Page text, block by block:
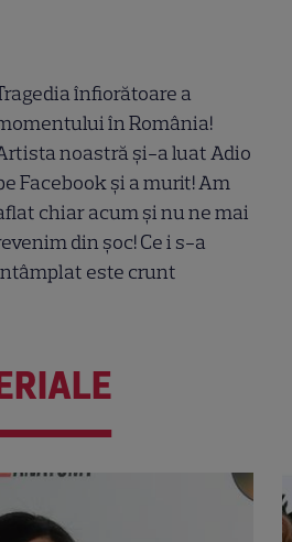
înfiorătoare a
în România!
noastră și-a luat Adio
Facebook și a murit! Am
chiar acum și nu ne mai
din șoc! Ce i s-a
este crunt